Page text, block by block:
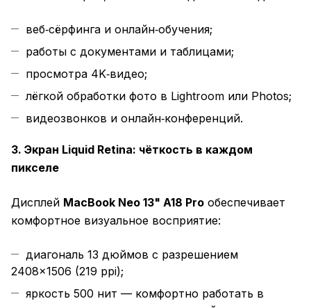
веб‑сёрфинга и онлайн‑обучения;
работы с документами и таблицами;
просмотра 4K‑видео;
лёгкой обработки фото в Lightroom или Photos;
видеозвонков и онлайн‑конференций.
3. Экран Liquid Retina: чёткость в каждом
пикселе
Дисплей MacBook Neo 13" A18 Pro обеспечивает
комфортное визуальное восприятие:
диагональ 13 дюймов с разрешением
2408×1506 (219 ppi);
яркость 500 нит — комфортно работать в